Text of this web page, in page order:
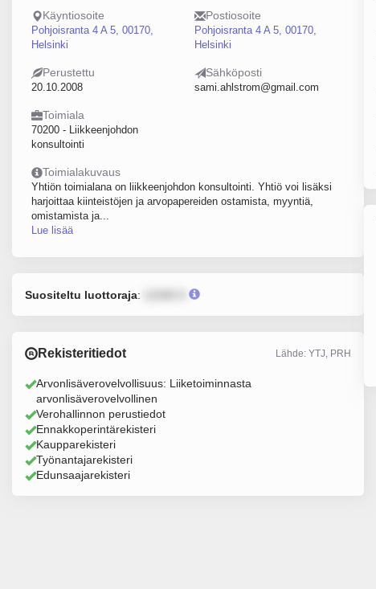
Käyntiosoite
Pohjoisranta 4 A 5, 00170,
Helsinki
Postiosoite
Pohjoisranta 4 A 5, 00170,
Helsinki
Perustettu
20.10.2008
Sähköposti
sami.ahlstrom@gmail.com
Toimiala
70200 - Liikkeenjohdon
konsultointi
Toimialakuvaus
Yhtiön toimialana on liikkeenjohdon konsultointi. Yhtiö voi lisäksi
harjoittaa kiinteistöjen ja arvopapereiden ostamista, myyntiä,
omistamista ja...
Lue lisää
Suositeltu luottoraja:
Rekisteritiedot Lähde: YTJ, PRH
Arvonlisäverovelvollisuus: Liiketoiminnasta
arvonlisäverovelvollinen
Verohallinnon perustiedot
Ennakkoperintärekisteri
Kaupparekisteri
Työnantajarekisteri
Edunsaajarekisteri